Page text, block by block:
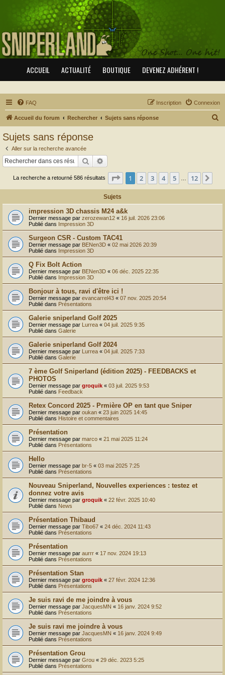
ACCUEIL ACTUALITÉ BOUTIQUE DEVENEZ ADHÉRENT !
FAQ Connexion
Inscription
Accueil du forum Rechercher Sujets sans réponse
c
Sujets sans réponse
Aller sur la recherche avancée
Rechercher
La recherche a retourné 586 résultats Page 1sur12
1 2 3 4 5 12
Sujets
impression 3D chassis M24 a&k
Dernier message par zerozewan12 « 16 juil. 2026 23:06
Publié dans Impression 3D
Surgeon CSR - Custom TAC41
Dernier message par BENen3D « 02 mai 2026 20:39
Publié dans Impression 3D
Q Fix Bolt Action
Dernier message par BENen3D « 06 déc. 2025 22:35
Publié dans Impression 3D
Bonjour à tous, ravi d'être ici !
Dernier message par evancarrel43 « 07 nov. 2025 20:54
Publié dans Présentations
Galerie sniperland Golf 2025
Dernier message par Lurrea « 04 juil. 2025 9:35
Publié dans Galerie
Galerie sniperland Golf 2024
Dernier message par Lurrea « 04 juil. 2025 7:33
Publié dans Galerie
7 ème Golf Sniperland (édition 2025) - FEEDBACKS et
PHOTOS
Dernier message par groquik « 03 juil. 2025 9:53
Publié dans Feedback
Retex Concord 2025 - Prmière OP en tant que Sniper
Dernier message par oukan « 23 juin 2025 14:45
Publié dans Histoire et commentaires
Présentation
Dernier message par marco « 21 mai 2025 11:24
Publié dans Présentations
Hello
Dernier message par br-5 « 03 mai 2025 7:25
Publié dans Présentations
Nouveau Sniperland, Nouvelles experiences : testez et
donnez votre avis
Dernier message par groquik « 22 févr. 2025 10:40
Publié dans News
Présentation Thibaud
Dernier message par Tibo67 « 24 déc. 2024 11:43
Publié dans Présentations
Présentation
Dernier message par aurrr « 17 nov. 2024 19:13
Publié dans Présentations
Présentation Stan
Dernier message par groquik « 27 févr. 2024 12:36
Publié dans Présentations
Je suis ravi de me joindre à vous
Dernier message par JacquesMN « 16 janv. 2024 9:52
Publié dans Présentations
Je suis ravi me joindre à vous
Dernier message par JacquesMN « 16 janv. 2024 9:49
Publié dans Présentations
Présentation Grou
Dernier message par Grou « 29 déc. 2023 5:25
Publié dans Présentations